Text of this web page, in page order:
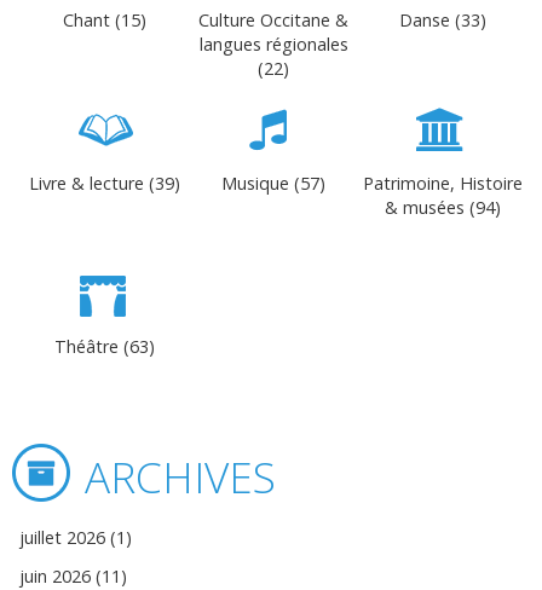
Chant (15)
Culture Occitane &
langues régionales
(22)
Danse (33)
Livre & lecture (39) Musique (57)
Patrimoine, Histoire
& musées (94)
Théâtre (63)
ARCHIVES
juillet 2026 (1)
juin 2026 (11)